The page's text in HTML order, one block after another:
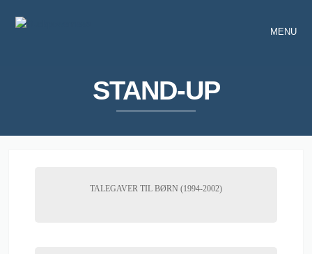
MENU
STAND-UP
TALEGAVER TIL BØRN (1994-2002)